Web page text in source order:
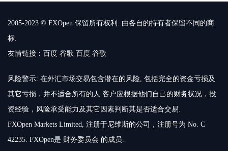
2005-2023 © FXOpen 保留所有权利. 由各自的持有者保留不同的商
标.
友情链接： 百度 谷歌 百度 谷歌
风险警示: 在外汇市场交易包含潜在的风险, 包括完全的资金亏损及
其它亏损，并不适合所有的人.客户应根据他们自己的财务状况，投
资经验，风险承受能力及其它因素判断其是否适合交易.
FXOpen Markets Limited, 注册于尼维斯的公司，注册号为 No. C
42235. FXOpen是 财务委员会 的成员.